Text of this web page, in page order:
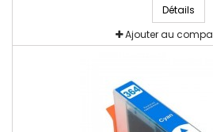
Détails
Ajouter au